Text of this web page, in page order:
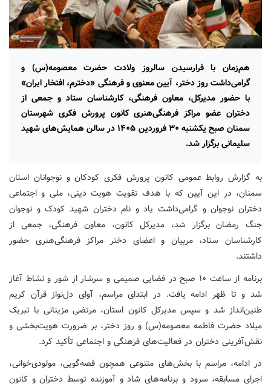
هم‌زمان با فرارسیدن سالروز ولادت حضرت معصومه(س) و
گرامی‌داشت روز دختر، آیین معنوی و فرهنگی «دخترم، افتخار ایران»
با حضور مدیرکل، معاون فرهنگی، کارشناسان ستاد و جمعی از
دختران عضو مراکز فرهنگی‌هنری کانون پرورش فکری شهرستان
سمنان صبح یکشنبه ۳۰ فروردین ۱۴۰۵ در سالن همایش‌های شهید
سلیمانی برگزار شد.
به گزارش روابط عمومی کانون پرورش فکری کودکان و نوجوانان استان
سمنان، در این آیین که با هدف تقویت هویت دینی، ملی و اجتماعی
دختران نوجوان و گرامی‌داشت یاد و نام دختران شهید کودک و نوجوان
جنگ رمضان برگزار شد، مدیرکل کانون، معاون فرهنگی، جمعی از
کارشناسان ستاد، مربیان و اعضای دختر مراکز فرهنگی‌هنری حضور
داشتند.
برنامه از ساعت ۱۰ صبح در فضایی صمیمی و سرشار از شور و نشاط آغاز
شد و تا ظهر ادامه یافت. در ابتدای مراسم، آوای دل‌نواز قرآن کریم
طنین‌انداز شد و سپس مدیرکل کانون استان، مرتضی مزینانی با تبریک
میلاد حضرت فاطمه معصومه(س) و روز دختر، بر ضرورت هویت‌بخشی و
نقش‌آفرینی دختران در فعالیت‌های فرهنگی و اجتماعی تأکید کرد.
در ادامه، مراسم با بخش‌های متنوعی همچون قصه‌گویی، مولودی‌خوانی،
اجرای مسابقه، سرود و برنامه‌های شاد و آموزنده توسط دختران و کانون